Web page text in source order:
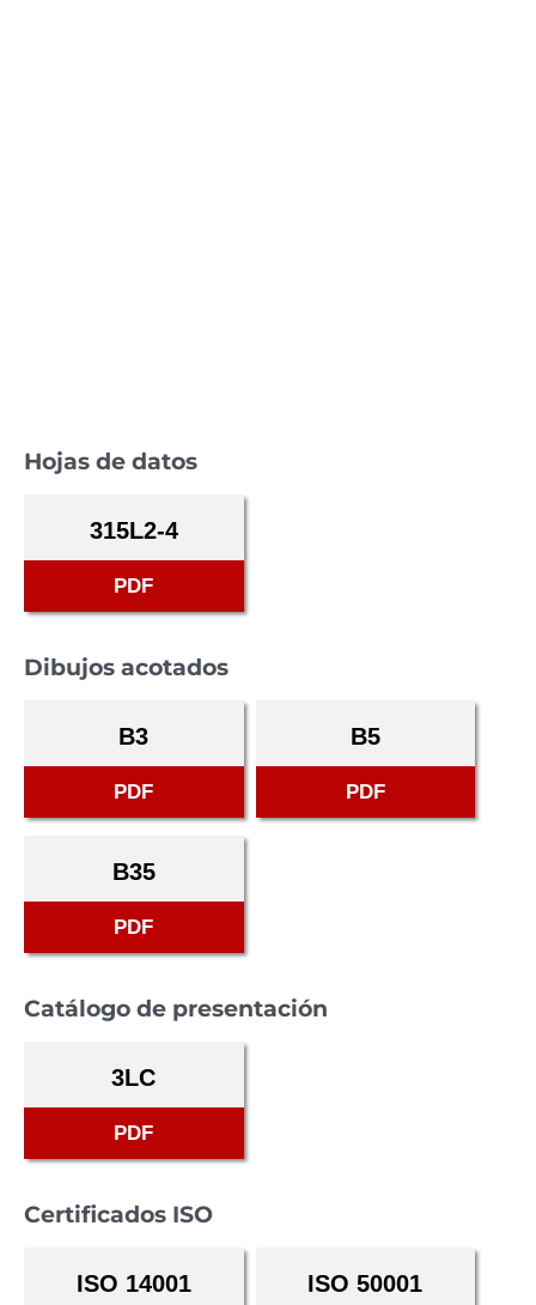
Hojas de datos
315L2-4
PDF
Dibujos acotados
B3
PDF
B5
PDF
B35
PDF
Catálogo de presentación
3LC
PDF
Certificados ISO
ISO 14001 ISO 50001